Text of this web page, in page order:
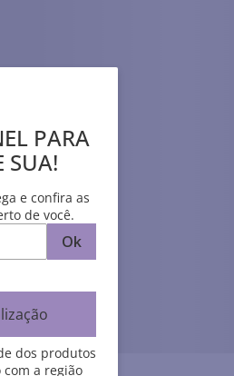
PARA
SUA!
e confira as
de você.
Ok
dos produtos
a região